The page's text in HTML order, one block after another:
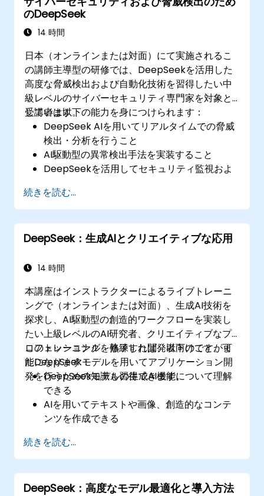
のDeepSeek
14 時間
日本（オンラインまたは対面）にて実施されるこ
の講師主導型の研修では、DeepSeekを活用した
高度な脅威検出および自動化技術を習得したい中
級レベルのサイバーセキュリティ専門家を対象と
しています。
受講者は以下の能力を身につけられます：
DeepSeek AIを用いてリアルタイムでの脅威
検出・分析を行うこと
AI駆動型の異常検出手法を実装すること
DeepSeekを活用してセキュリティ監視およ
既存のサイバーセキュリティフレームワーク
にDeepSeekを統合すること
続きを読む...
DeepSeek：生成AIとクリエイティブな応用
14 時間
本講座はインストラクターによるライブトレーニ
ングで（オンラインまたは対面）、生成AI技術を
探求し、AI駆動型の創造的ワークフローを実装し
たい上級レベルのAI研究者、クリエイティブなプ
ロフェッショナル、熟練した開発者向けです。ま
たDeepSeekモデルを用いてアプリケーション開
発を行うための知識も習得できます。
このトレーニングを修了すれば、以下のことが可
能になります：
DeepSeekモデルの生成AI機能について理解
できる
AIを用いてテキストや画像、創造的なコンテ
ンツを作成できる
生成結果を最適化できる
ストーリーテリング、デザイン、メディア分
野向けのAI搭載ツールを開発できる
続きを読む...
DeepSeek：高度なモデル最適化と導入方法